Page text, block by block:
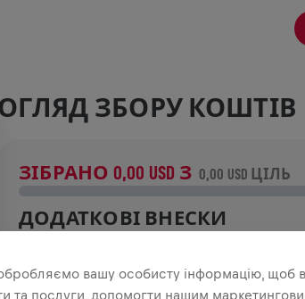
ЗБОРУ КОШТІВ
ЗІБРАНО 0,00 USD З 0,00 USD ЦІЛЬ
ДОДАТКОВІ ВНЕСКИ
на дослідження спинного мозку.
вашу особисту інформацію, щоб
та послуги, допомогти нашим